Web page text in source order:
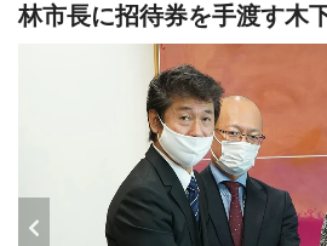
林市長に招待券を手渡す木